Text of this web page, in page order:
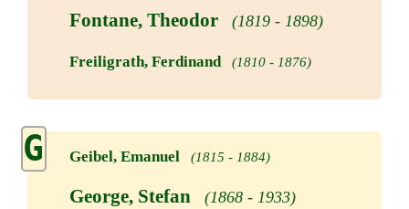
Fontane, Theodor (1819 - 1898)
Freiligrath, Ferdinand (1810 - 1876)
G Geibel, Emanuel (1815 - 1884)
George, Stefan (1868 - 1933)